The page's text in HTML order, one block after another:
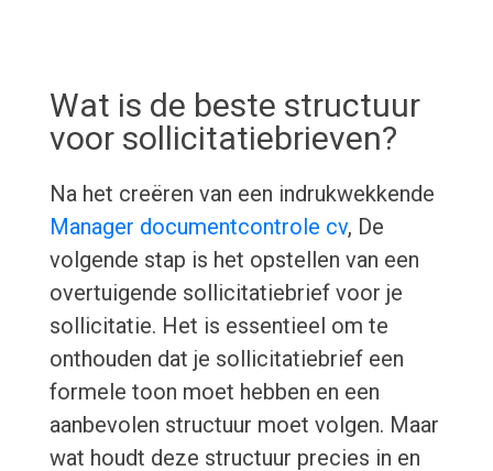
Wat is de beste structuur
voor sollicitatiebrieven?
Na het creëren van een indrukwekkende
Manager documentcontrole cv, De
volgende stap is het opstellen van een
overtuigende sollicitatiebrief voor je
sollicitatie. Het is essentieel om te
onthouden dat je sollicitatiebrief een
formele toon moet hebben en een
aanbevolen structuur moet volgen. Maar
wat houdt deze structuur precies in en